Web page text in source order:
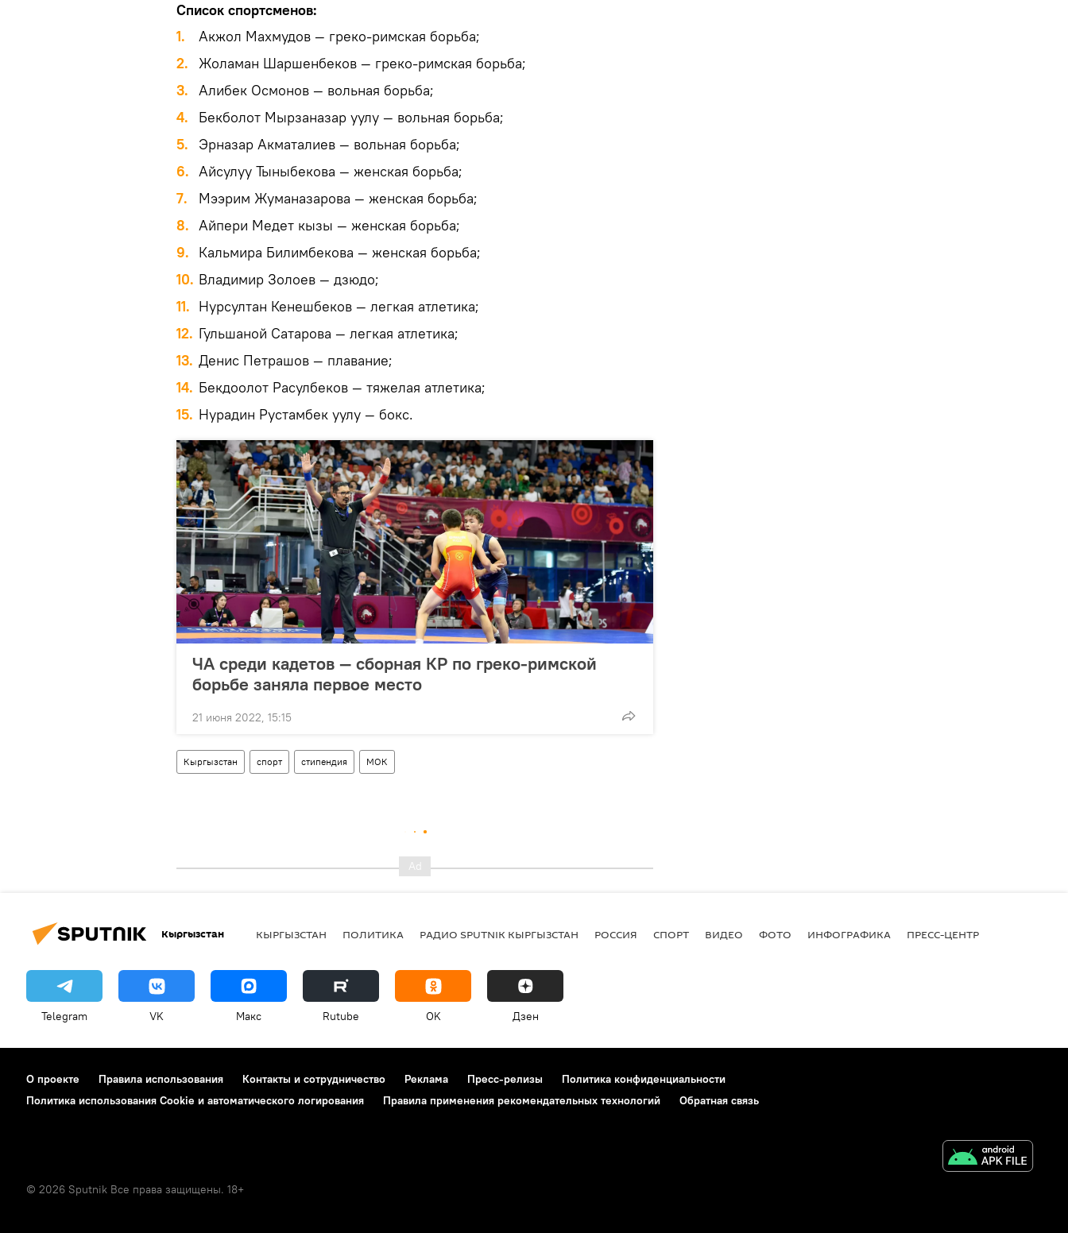
Список спортсменов:
1.
Акжол Махмудов — греко-римская борьба;
2.
Жоламан Шаршенбеков — греко-римская борьба;
3.
Алибек Осмонов — вольная борьба;
4.
Бекболот Мырзаназар уулу — вольная борьба;
5.
Эрназар Акматалиев — вольная борьба;
6. Айсулуу Тыныбекова — женская борьба;
7.
Мээрим Жуманазарова — женская борьба;
8. Айпери Медет кызы — женская борьба;
9.
Кальмира Билимбекова — женская борьба;
10. Владимир Золоев — дзюдо;
11. Нурсултан Кенешбеков — легкая атлетика;
12. Гульшаной Сатарова — легкая атлетика;
13. Денис Петрашов — плавание;
14. Бекдоолот Расулбеков — тяжелая атлетика;
15. Нурадин Рустамбек уулу — бокс.
ЧА среди кадетов — сборная КР по греко-римской
борьбе заняла первое место
21 июня 2022, 15:15
Кыргызстан спорт стипендия МОК
Кыргызстан КЫРГЫЗСТАН ПОЛИТИКА РАДИО SPUTNIK КЫРГЫЗСТАН РОССИЯ СПОРТ ВИДЕО ФОТО ИНФОГРАФИКА ПРЕСС-ЦЕНТР
Telegram VK Макс Rutube OK Дзен
О проекте Правила использования Контакты и сотрудничество Реклама Пресс-релизы
Политика конфиденциальности
Политика использования Cookie и автоматического логирования
Правила применения рекомендательных технологий Обратная связь
© 2026 Sputnik Все права защищены. 18+